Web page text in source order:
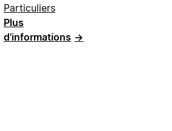
Particuliers
Plus
d’informations →